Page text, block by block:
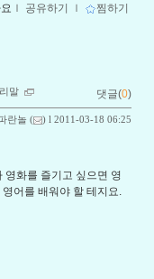
ｌ 공유하기 ｌ 찜하기
말 댓글(0)
란놀 ( ) l 2011-03-18 06:25
영화를 즐기고 싶으면 영
어를 배워야 할 테지요.